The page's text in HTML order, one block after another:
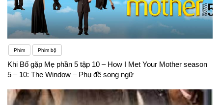
Phim Phim bộ
Khi Bố gặp Mẹ phần 5 tập 10 – How I Met Your Mother season
5 – 10: The Window – Phụ đề song ngữ